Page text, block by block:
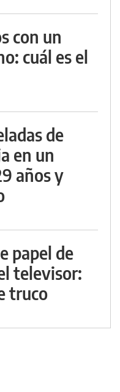
con un
cuál es el
de
en un
años y
papel de
televisor:
truco